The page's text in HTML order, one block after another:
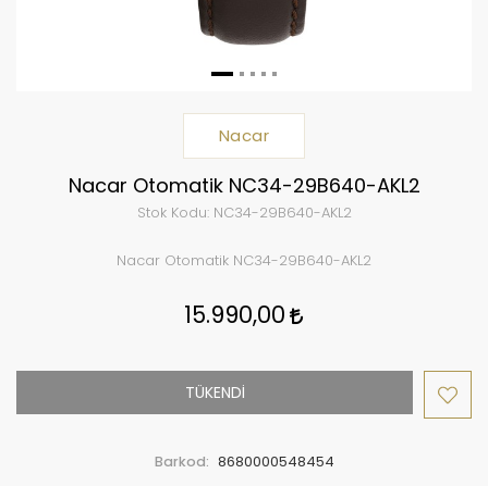
Nacar
Nacar Otomatik NC34-29B640-AKL2
Stok Kodu:NC34-29B640-AKL2
Nacar Otomatik NC34-29B640-AKL2
15.990,00
TÜKENDİ
Barkod: 8680000548454